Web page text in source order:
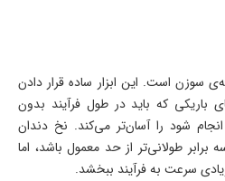
سوزن است. این ابزار ساده قرار دادن
باریکی که باید در طول فرآیند بدون
skinning your knuckles up انجام شود را آسان‌تر می‌کند. نخ دندان
طولانی‌تر از حد معمول باشد، اما
سرعت به فرآیند ببخشد.